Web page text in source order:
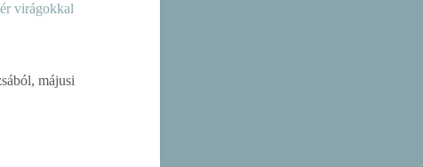
virágokkal
májusi